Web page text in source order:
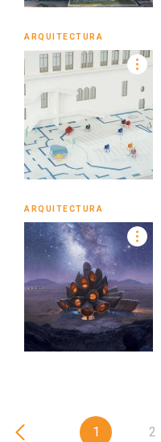
ARQUITECTURA
ARQUITECTURA
1 2